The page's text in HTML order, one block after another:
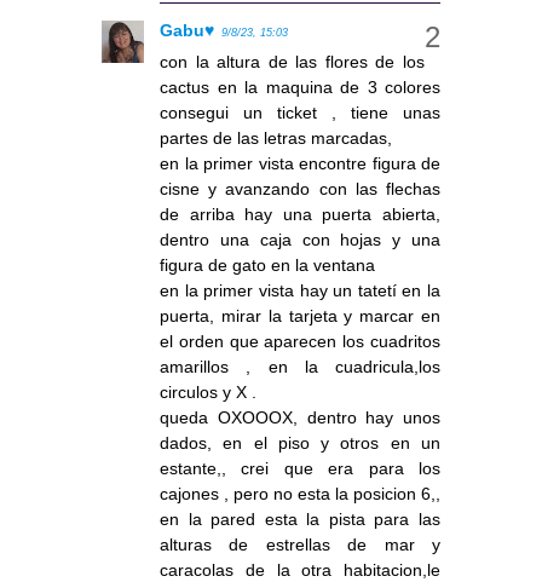
Gabu♥ 9/8/23, 15:03
con la altura de las flores de los
cactus en la maquina de 3 colores
consegui un ticket , tiene unas
partes de las letras marcadas,
en la primer vista encontre figura de
cisne y avanzando con las flechas
de arriba hay una puerta abierta,
dentro una caja con hojas y una
figura de gato en la ventana
en la primer vista hay un tatetí en la
puerta, mirar la tarjeta y marcar en
el orden que aparecen los cuadritos
amarillos , en la cuadricula,los
circulos y X .
queda OXOOOX, dentro hay unos
dados, en el piso y otros en un
estante,, crei que era para los
cajones , pero no esta la posicion 6,,
en la pared esta la pista para las
alturas de estrellas de mar y
caracolas de la otra habitacion,le